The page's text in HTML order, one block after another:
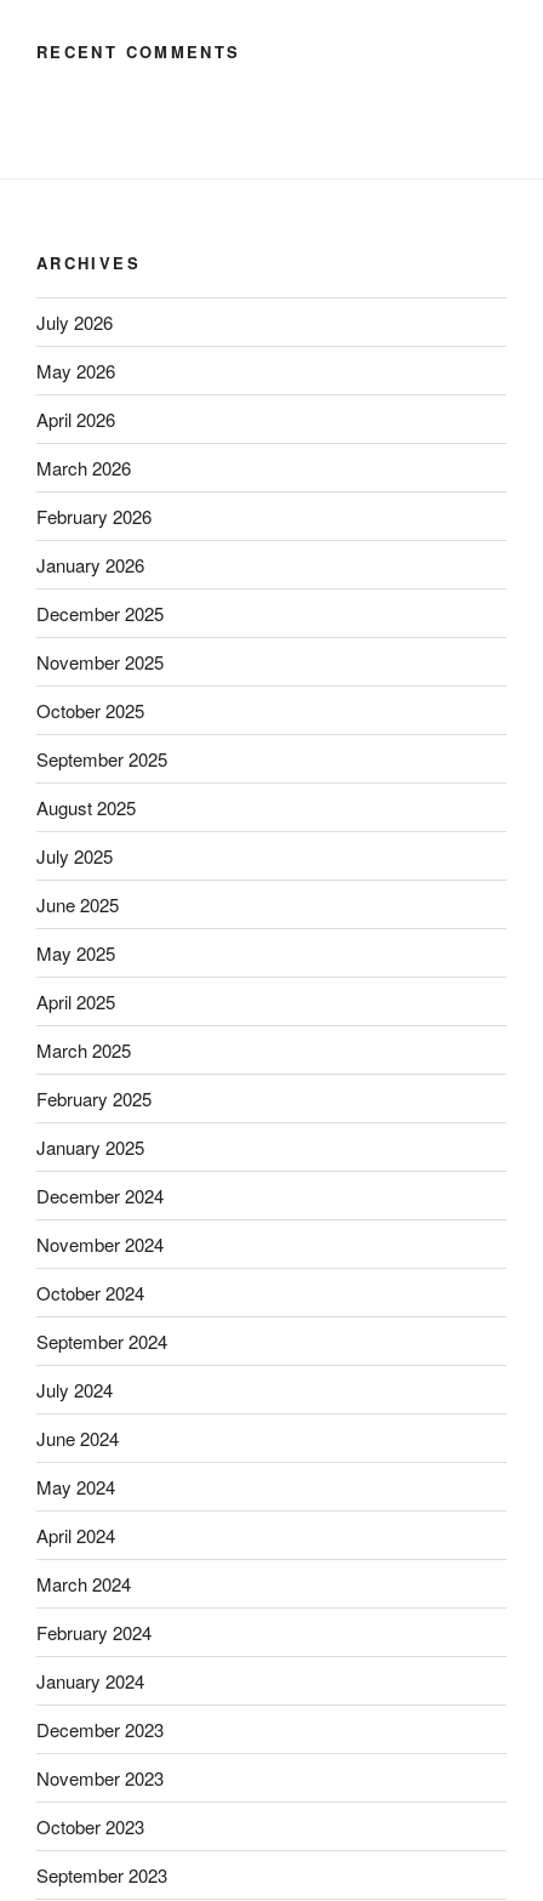
RECENT COMMENTS
ARCHIVES
July 2026
May 2026
April 2026
March 2026
February 2026
January 2026
December 2025
November 2025
October 2025
September 2025
August 2025
July 2025
June 2025
May 2025
April 2025
March 2025
February 2025
January 2025
December 2024
November 2024
October 2024
September 2024
July 2024
June 2024
May 2024
April 2024
March 2024
February 2024
January 2024
December 2023
November 2023
October 2023
September 2023